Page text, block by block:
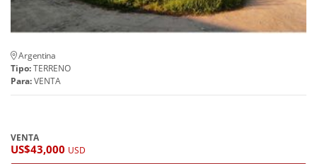
Argentina
Tipo:TERRENO
Para:VENTA
VENTA
US$43,000 USD